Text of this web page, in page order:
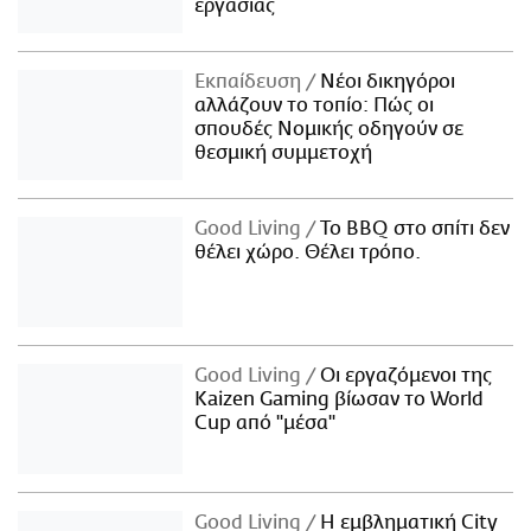
εργασίας
Εκπαίδευση
Νέοι δικηγόροι
αλλάζουν το τοπίο: Πώς οι
σπουδές Νομικής οδηγούν σε
θεσμική συμμετοχή
Good Living
Το BBQ στο σπίτι δεν
θέλει χώρο. Θέλει τρόπο.
Good Living
Οι εργαζόμενοι της
Kaizen Gaming βίωσαν το World
Cup από "μέσα"
Good Living Η εμβληματική City